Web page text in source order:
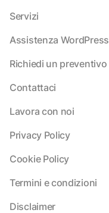
Servizi
Assistenza WordPress
Richiedi un preventivo
Contattaci
Lavora con noi
Privacy Policy
Cookie Policy
Termini e condizioni
Disclaimer